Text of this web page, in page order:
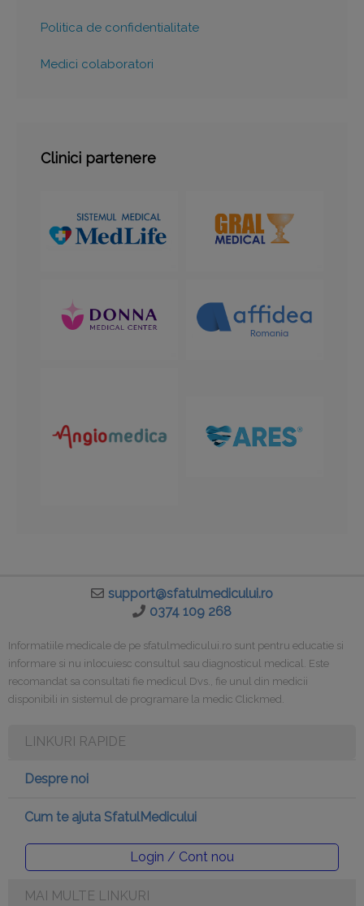
Politica de confidentialitate
Medici colaboratori
Clinici partenere
support@sfatulmedicului.ro
0374 109 268
Informatiile medicale de pe sfatulmedicului.ro sunt pentru educatie si
informare si nu inlocuiesc consultul sau diagnosticul medical. Este
recomandat sa consultati fie medicul Dvs., fie unul din medicii
disponibili in sistemul de programare la medic Clickmed.
LINKURI RAPIDE
Despre noi
Cum te ajuta SfatulMedicului
Login / Cont nou
MAI MULTE LINKURI